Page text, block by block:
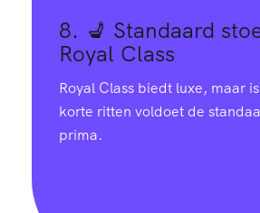
8. 💺 Standaard
Royal Class
Royal Class biedt luxe, maar
korte ritten voldoet de
prima.